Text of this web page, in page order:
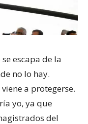
escapa de la
no lo hay.
a protegerse.
yo, ya que
del